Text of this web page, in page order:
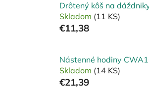
Drôtený kôš na
Skladom (11 KS)
€11,38
Nástenné hodiny
Skladom (14 KS)
€21,39